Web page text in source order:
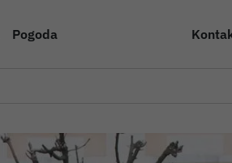
Pogoda